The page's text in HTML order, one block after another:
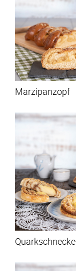
Marzipanzopf
Quarkschnecke